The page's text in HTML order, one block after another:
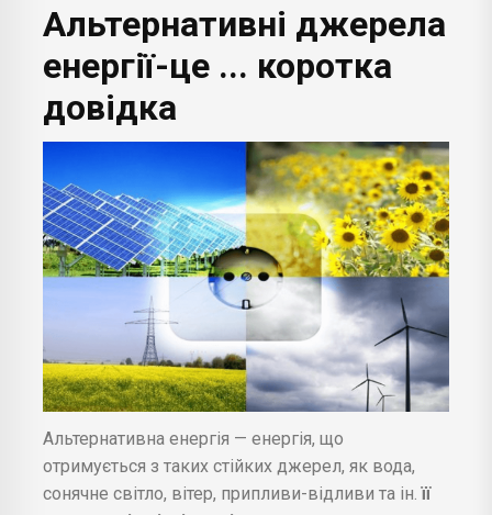
Альтернативні джерела
енергії-це ... коротка
довідка
Альтернативна енергія — енергія, що
отримується з таких стійких джерел, як вода,
сонячне світло, вітер, припливи-відливи та ін. її